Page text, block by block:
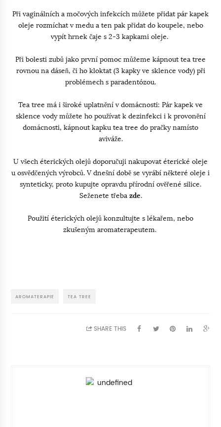
Při vaginálních a močových infekcích můžete přidat pár kapek
oleje rozmíchat v medu a ten pak přidat do koupele, nebo
vypít hrnek čaje s 2-3 kapkami oleje.
Při bolesti zubů jako první pomoc můžeme kápnout tea tree
rovnou na dáseň, či ho kloktat (3 kapky ve sklence vody) při
problémech s paradentózou.
Tea tree má i široké uplatnění v domácnosti: Pár kapek ve
sklence vody můžete ho používat k dezinfekci i k provonění
domácnosti, kápnout kapku tea tree do pračky namísto
aviváže.
U všech éterických olejů doporučuji nakupovat éterické oleje
u osvědčených výrobců. V dnešní době se vyrábí některé oleje i
synteticky, proto kupujte opravdu přírodní ověřené silice.
Seženete třeba zde.
Použití éterických olejů konzultujte s lékařem, nebo
zkušeným aromaterapeutem.
AROMATERAPIE TEA TREE
SHARE THIS